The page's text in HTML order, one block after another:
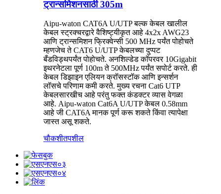
ट्रान्समिशनसाठी 305m
Aipu-waton CAT6A U/UTP बल्क केबल खालील
केबल स्ट्रक्चरद्वारे वैशिष्ट्यीकृत आहे 4x2x AWG23
आणि ट्रान्समिशन फ्रिक्वेन्सी 500 MHz पर्यंत पोहोचते
म्हणजेच ते CAT6 U/UTP केबलच्या दुप्पट
बँडविड्थपर्यंत पोहोचते. अनशिल्डेड कॉपरवर 10Gigabit
इथरनेटला पूर्ण 100m ते 500MHz पर्यंत सपोर्ट करते. ही
केबल डिझाइन एलियन क्रॉसस्टॉक आणि इन्सर्शन
लॉसचे परिणाम कमी करते. मुख्य रचना Cat6 UTP
केबलसारखीच आहे परंतु फक्त कंडक्टर व्यास वेगळा
आहे. Aipu-waton Cat6A U/UTP केबल 0.58mm
आहे जी CAT6A मानक पूर्ण करू शकते किंवा त्यापेक्षा
जास्त असू शकते.
चौकशीतपशील